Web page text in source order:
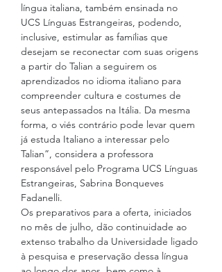
língua italiana, também ensinada no
UCS Línguas Estrangeiras, podendo,
inclusive, estimular as famílias que
desejam se reconectar com suas origens
a partir do Talian a seguirem os
aprendizados no idioma italiano para
compreender cultura e costumes de
seus antepassados na Itália. Da mesma
forma, o viés contrário pode levar quem
já estuda Italiano a interessar pelo
Talian”, considera a professora
responsável pelo Programa UCS Línguas
Estrangeiras, Sabrina Bonqueves
Fadanelli.
Os preparativos para a oferta, iniciados
no mês de julho, dão continuidade ao
extenso trabalho da Universidade ligado
à pesquisa e preservação dessa língua